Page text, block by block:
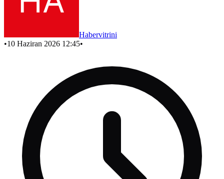
Habervitrini
•10 Haziran 2026 12:45•